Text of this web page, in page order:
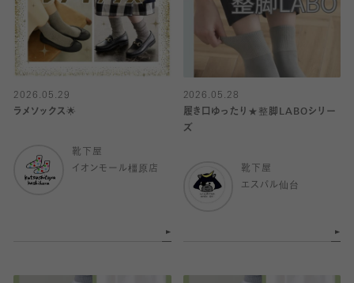
2026.05.29
ラメソックス🌟
靴下屋
イオンモール橿原店
2026.05.28
履き口ゆったり★整脚LABOシリー
ズ
靴下屋
エスパル仙台